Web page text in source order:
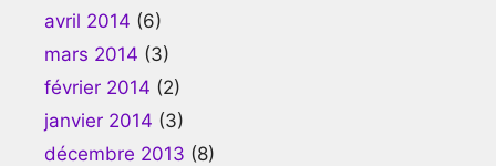
avril 2014 (6)
mars 2014 (3)
février 2014 (2)
janvier 2014 (3)
décembre 2013 (8)